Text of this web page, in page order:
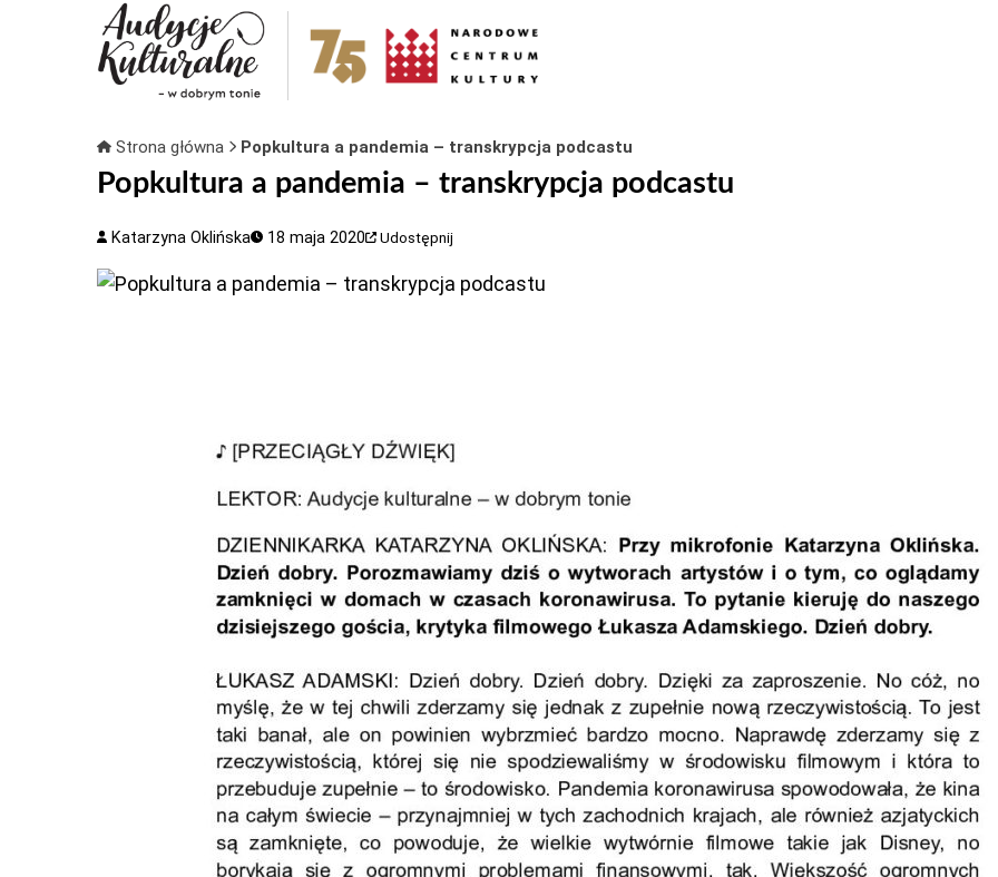
Strona główna Popkultura a pandemia – transkrypcja podcastu
Popkultura a pandemia – transkrypcja podcastu
Katarzyna Oklińska 18 maja 2020 Udostępnij